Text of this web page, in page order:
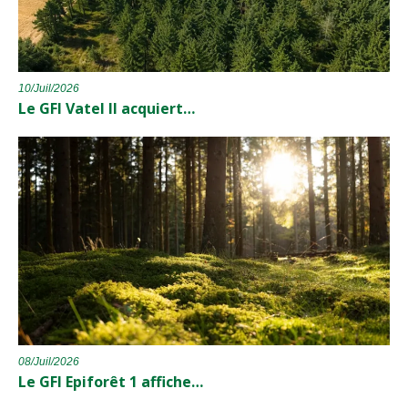
10/Juil/2026
Le GFI Vatel II acquiert…
08/Juil/2026
Le GFI Epiforêt 1 affiche…